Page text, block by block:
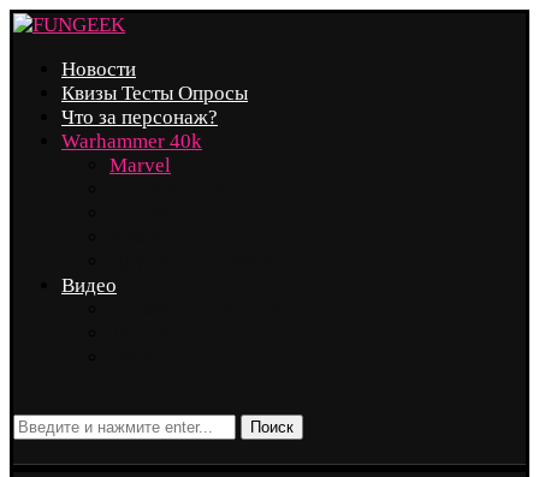
Новости
Квизы Тесты Опросы
Что за персонаж?
Warhammer 40k
Marvel
Видео
Поиск